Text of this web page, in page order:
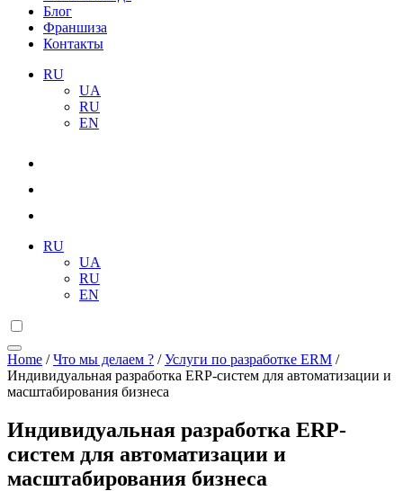
Блог
Франшиза
Контакты
RU
UA
RU
EN
RU
UA
RU
EN
Home /Что мы делаем ? /Услуги по разработке ERM /
Индивидуальная разработка ERP-систем для автоматизации и
масштабирования бизнеса
Индивидуальная разработка ERP-
систем для автоматизации и
масштабирования бизнеса